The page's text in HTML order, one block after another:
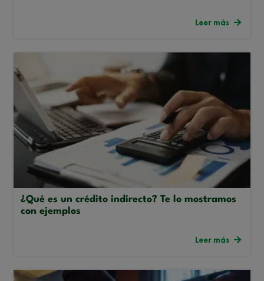
Leer más
¿Qué es un crédito indirecto? Te lo mostramos
con ejemplos
Leer más